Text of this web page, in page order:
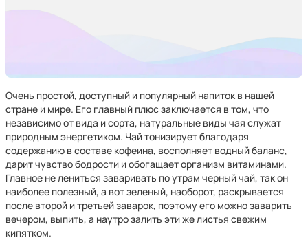
Очень простой, доступный и популярный напиток в нашей
стране и мире. Его главный плюс заключается в том, что
независимо от вида и сорта, натуральные виды чая служат
природным энергетиком. Чай тонизирует благодаря
содержанию в составе кофеина, восполняет водный баланс,
дарит чувство бодрости и обогащает организм витаминами.
Главное не лениться заваривать по утрам черный чай, так он
наиболее полезный, а вот зеленый, наоборот, раскрывается
после второй и третьей заварок, поэтому его можно заварить
вечером, выпить, а наутро залить эти же листья свежим
кипятком.